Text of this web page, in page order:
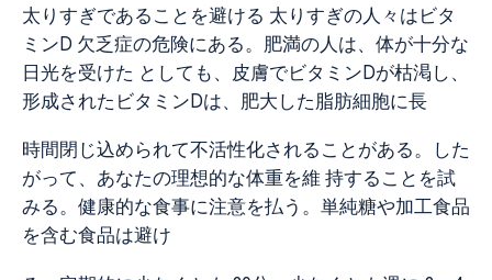
太りすぎであることを避ける 太りすぎの人々はビタ
ミンD 欠乏症の危険にある。肥満の人は、体が十分な
日光を受けた としても、皮膚でビタミンDが枯渇し、
形成されたビタミンDは、肥大した脂肪細胞に長
時間閉じ込められて不活性化されることがある。した
がって、あなたの理想的な体重を維 持することを試
みる。健康的な食事に注意を払う。単純糖や加工食品
を含む食品は避け